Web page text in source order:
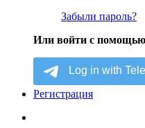
Забыли пароль?
Или войти с помощью
Регистрация